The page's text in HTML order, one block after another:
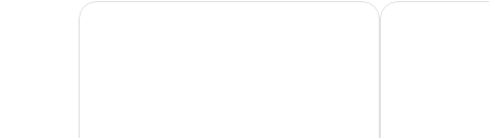
Suite
Toyoko Inn Daegu Dongseong-ro ACT Hotel